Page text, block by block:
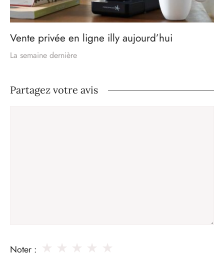
Vente privée en ligne illy aujourd’hui
La semaine dernière
Partagez votre avis
Noter :